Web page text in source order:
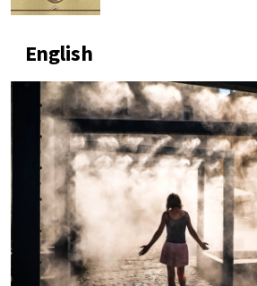
English